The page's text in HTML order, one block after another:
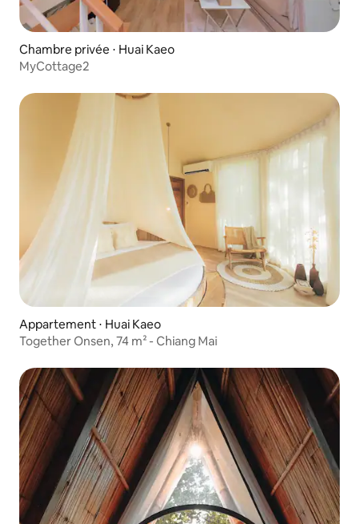
Chambre privée ⋅ Huai Kaeo
MyCottage2
Appartement ⋅ Huai Kaeo
Together Onsen, 74 m² - Chiang Mai